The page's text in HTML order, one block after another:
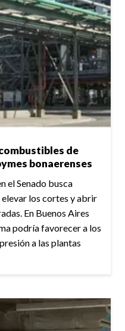
de
bonaerenses
el Senado busca
los cortes y abrir
En Buenos Aires
podría favorecer a los
a las plantas